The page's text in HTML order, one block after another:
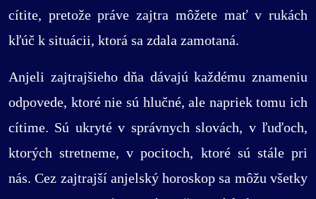
cítite, pretože práve zajtra môžete mať v rukách
kľúč k situácii, ktorá sa zdala zamotaná.
Anjeli zajtrajšieho dňa dávajú každému znameniu
odpovede, ktoré nie sú hlučné, ale napriek tomu ich
cítime. Sú ukryté v správnych slovách, v ľuďoch,
ktorých stretneme, v pocitoch, ktoré sú stále pri
nás. Cez zajtrajší anjelský horoskop sa môžu všetky